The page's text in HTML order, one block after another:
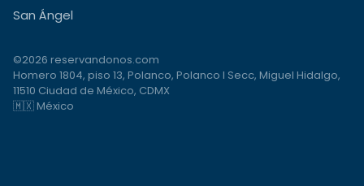
San Ángel
©2026 reservandonos.com
Homero 1804, piso 13, Polanco, Polanco I Secc, Miguel Hidalgo,
11510 Ciudad de México, CDMX
🇲🇽 México